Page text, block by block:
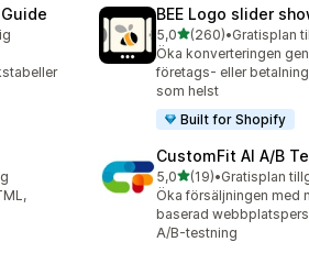
BEE Logo slider
5,0av 5 stjärnor
(260)
260 recensioner totalt
•Gratisplan
Öka konverteringen
företags- eller
som helst
Built for Shopify
CustomFit AI A/B
5,0av 5 stjärnor
(19)
19 recensioner totalt
•Gratisplan
Öka försäljningen med
baserad
A/B-testning